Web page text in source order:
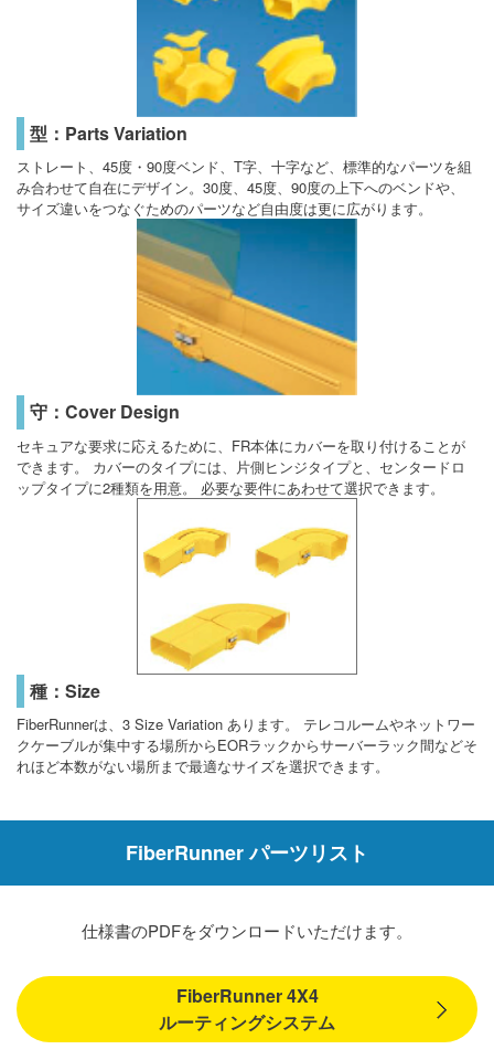
型：Parts Variation
ストレート、45度・90度ベンド、T字、十字など、標準的なパーツを組
み合わせて自在にデザイン。30度、45度、90度の上下へのベンドや、
サイズ違いをつなぐためのパーツなど自由度は更に広がります。
守：Cover Design
セキュアな要求に応えるために、FR本体にカバーを取り付けることが
できます。 カバーのタイプには、片側ヒンジタイプと、センタードロ
ップタイプに2種類を用意。 必要な要件にあわせて選択できます。
種：Size
FiberRunnerは、3 Size Variation あります。 テレコルームやネットワー
クケーブルが集中する場所からEORラックからサーバーラック間などそ
れほど本数がない場所まで最適なサイズを選択できます。
FiberRunner パーツリスト
仕様書のPDFをダウンロードいただけます。
FiberRunner 4X4
ルーティングシステム